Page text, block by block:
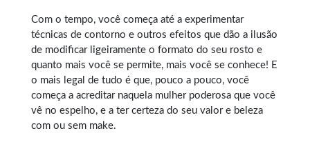
Com o tempo, você começa até a experimentar
técnicas de contorno e outros efeitos que dão a ilusão
de modificar ligeiramente o formato do seu rosto e
quanto mais você se permite, mais você se conhece! E
o mais legal de tudo é que, pouco a pouco, você
começa a acreditar naquela mulher poderosa que você
vê no espelho, e a ter certeza do seu valor e beleza
com ou sem make.